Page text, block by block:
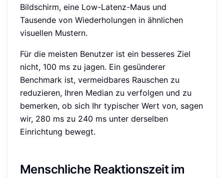
Bildschirm, eine Low-Latenz-Maus und
Tausende von Wiederholungen in ähnlichen
visuellen Mustern.
Für die meisten Benutzer ist ein besseres Ziel
nicht, 100 ms zu jagen. Ein gesünderer
Benchmark ist, vermeidbares Rauschen zu
reduzieren, Ihren Median zu verfolgen und zu
bemerken, ob sich Ihr typischer Wert von, sagen
wir, 280 ms zu 240 ms unter derselben
Einrichtung bewegt.
Menschliche Reaktionszeit im